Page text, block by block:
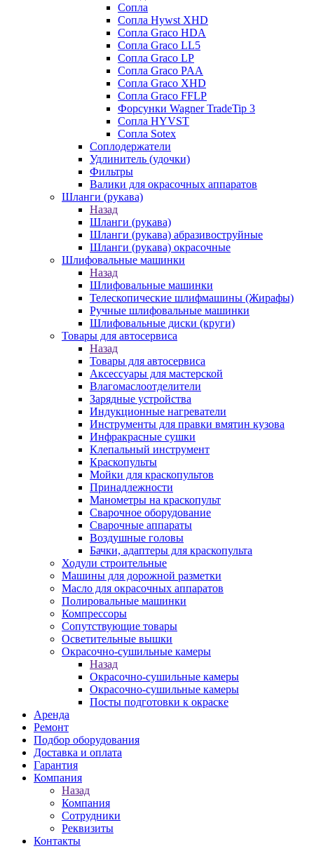
Сопла
Сопла Hywst XHD
Сопла Graco HDA
Сопла Graco LL5
Сопла Graco LP
Сопла Graco PAA
Сопла Graco XHD
Сопла Graco FFLP
Форсунки Wagner TradeTip 3
Сопла HYVST
Сопла Sotex
Соплодержатели
Удлинитель (удочки)
Фильтры
Валики для окрасочных аппаратов
Шланги (рукава)
Назад
Шланги (рукава)
Шланги (рукава) абразивоструйные
Шланги (рукава) окрасочные
Шлифовальные машинки
Назад
Шлифовальные машинки
Телескопические шлифмашины (Жирафы)
Ручные шлифовальные машинки
Шлифовальные диски (круги)
Товары для автосервиса
Назад
Товары для автосервиса
Аксессуары для мастерской
Влагомаслоотделители
Зарядные устройства
Индукционные нагреватели
Инструменты для правки вмятин кузова
Инфракрасные сушки
Клепальный инструмент
Краскопульты
Мойки для краскопультов
Принадлежности
Манометры на краскопульт
Сварочное оборудование
Сварочные аппараты
Воздушные головы
Бачки, адаптеры для краскопульта
Ходули строительные
Машины для дорожной разметки
Масло для окрасочных аппаратов
Полировальные машинки
Компрессоры
Сопутствующие товары
Осветительные вышки
Окрасочно-сушильные камеры
Назад
Окрасочно-сушильные камеры
Окрасочно-сушильные камеры
Посты подготовки к окраске
Аренда
Ремонт
Подбор оборудования
Доставка и оплата
Гарантия
Компания
Назад
Компания
Сотрудники
Реквизиты
Контакты